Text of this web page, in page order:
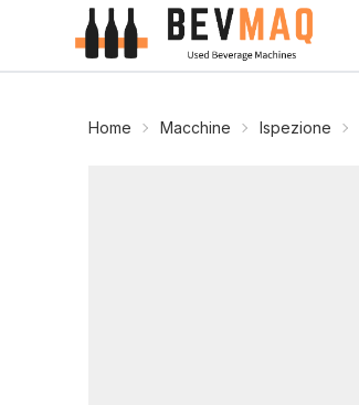
Home Macchine Ispezione